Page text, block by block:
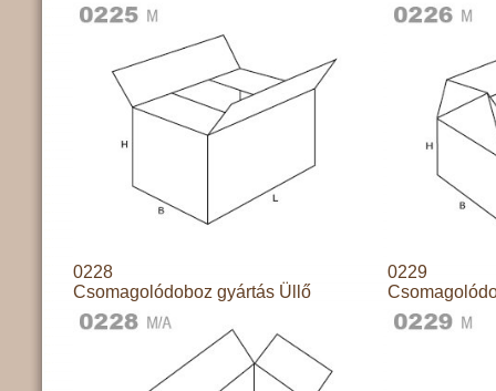
0228
Csomagolódoboz gyártás Üllő
0229